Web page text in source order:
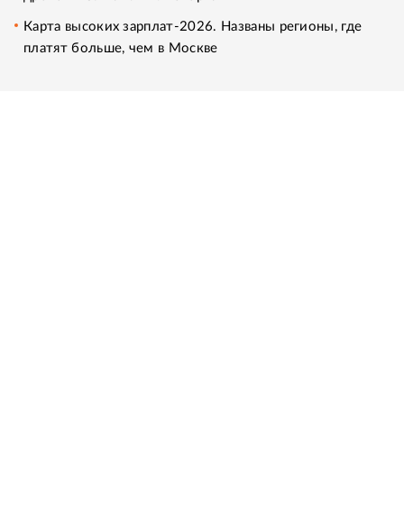
Карта высоких зарплат-2026. Названы регионы, где
платят больше, чем в Москве